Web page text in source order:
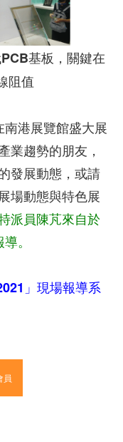
基板，關鍵在
阻值
南港展覽館盛大展
業趨勢的朋友，
發展動態，或請
場動態與特色展
派員陳芃來自於
。
」現場報導系
員